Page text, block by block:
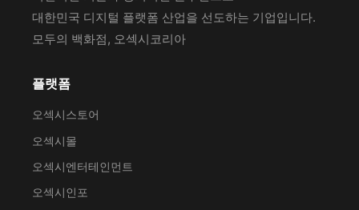
대한민국 디지털 플랫폼 산업을 선도하는 기업입니다.
모두의 백화점, 오섹시코리아
플랫폼
오섹시스토어
오섹시몰
오섹시엔터테인먼트
오섹시인포